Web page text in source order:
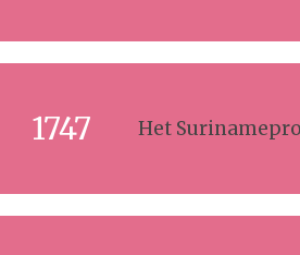
1747 Het